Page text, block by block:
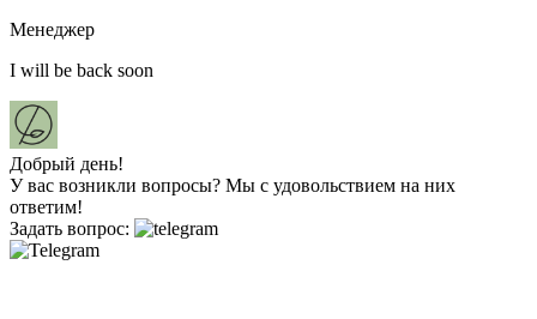
Менеджер
I will be back soon
Добрый день!
У вас возникли вопросы? Мы с удовольствием на них
ответим!
Задать вопрос: